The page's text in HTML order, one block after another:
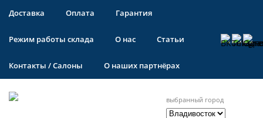
Доставка Оплата Гарантия
Режим работы склада О нас Статьи
Контакты / Салоны О наших партнёрах
выбранный город